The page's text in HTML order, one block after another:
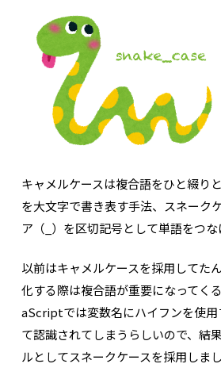
キャメルケースは複合語をひと綴り
を大文字で書き表す手法、スネーク
ア（_）を区切記号として単語をつな
以前はキャメルケースを採用してた
化する際は複合語が重要になってく
aScriptでは変数名にハイフンを使用
て認識されてしまうらしいので、結
ルとしてスネークケースを採用しまし